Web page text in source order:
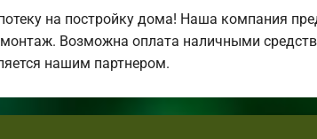
на постройку дома! Наша компания
Возможна оплата наличными
нашим партнером.